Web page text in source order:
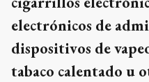
electrónicos de
dispositivos de
tabaco calentado u